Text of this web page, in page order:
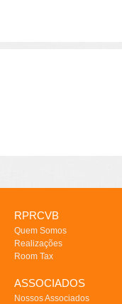
RPRCVB
Quem Somos
Realizações
Room Tax
ASSOCIADOS
Nossos Associados